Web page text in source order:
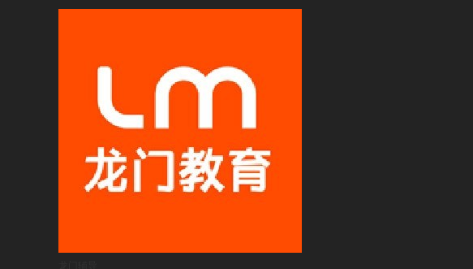
6 龙门教育(大学路校区)
龙门教育(省实验校区)
河南省郑州市金水区文化路金国商厦7层
 18736027265